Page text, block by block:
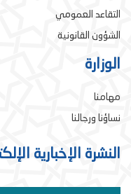
التقاعد العمومي
الشؤون القانونية
الوزارة
مهامنا
نساؤنا ورجالنا
النشرة الإخبارية